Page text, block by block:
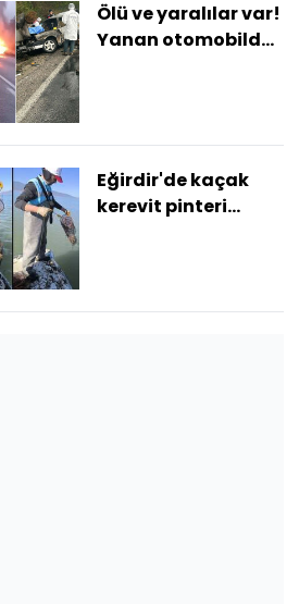
Ölü ve yaralılar var!
Yanan otomobilden
Eğirdir'de kaçak
kerevit pinteri